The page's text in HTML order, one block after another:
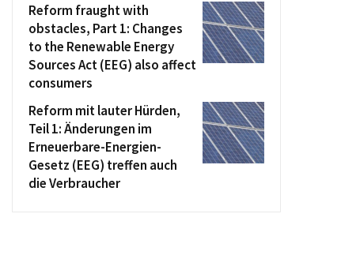
Reform fraught with
obstacles, Part 1: Changes
to the Renewable Energy
Sources Act (EEG) also affect
consumers
Reform mit lauter Hürden,
Teil 1: Änderungen im
Erneuerbare-Energien-
Gesetz (EEG) treffen auch
die Verbraucher